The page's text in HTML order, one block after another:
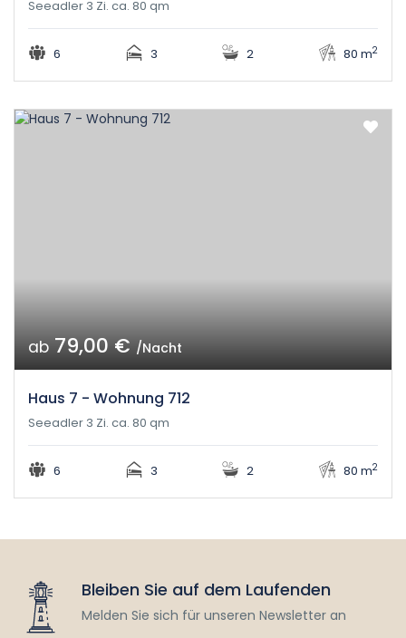
Seeadler 3 Zi. ca. 80 qm
6 3 2 80 m2
ab79,00 €/Nacht
Haus 7 - Wohnung 712
Seeadler 3 Zi. ca. 80 qm
6 3 2 80 m2
Bleiben Sie auf dem Laufenden
Melden Sie sich für unseren Newsletter an